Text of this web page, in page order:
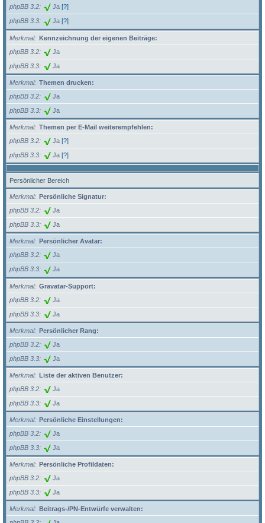
phpBB 3.2
Ja [?]
phpBB 3.3 Ja [?]
Merkmal
Kennzeichnung der eigenen Beiträge:
phpBB 3.2
Ja
phpBB 3.3 Ja
Merkmal
Themen drucken:
phpBB 3.2
Ja
phpBB 3.3 Ja
Merkmal
Themen per E-Mail weiterempfehlen:
phpBB 3.2
Ja [?]
phpBB 3.3 Ja [?]
Persönlicher Bereich
Merkmal
Persönliche Signatur:
phpBB 3.2
Ja
phpBB 3.3 Ja
Merkmal
Persönlicher Avatar:
phpBB 3.2
Ja
phpBB 3.3 Ja
Merkmal
Gravatar-Support:
phpBB 3.2
Ja
phpBB 3.3 Ja
Merkmal
Persönlicher Rang:
phpBB 3.2
Ja
phpBB 3.3 Ja
Merkmal
Liste der aktiven Benutzer:
phpBB 3.2
Ja
phpBB 3.3 Ja
Merkmal
Persönliche Einstellungen:
phpBB 3.2
Ja
phpBB 3.3 Ja
Merkmal
Persönliche Profildaten:
phpBB 3.2
Ja
phpBB 3.3 Ja
Merkmal
Beitrags-/PN-Entwürfe verwalten: